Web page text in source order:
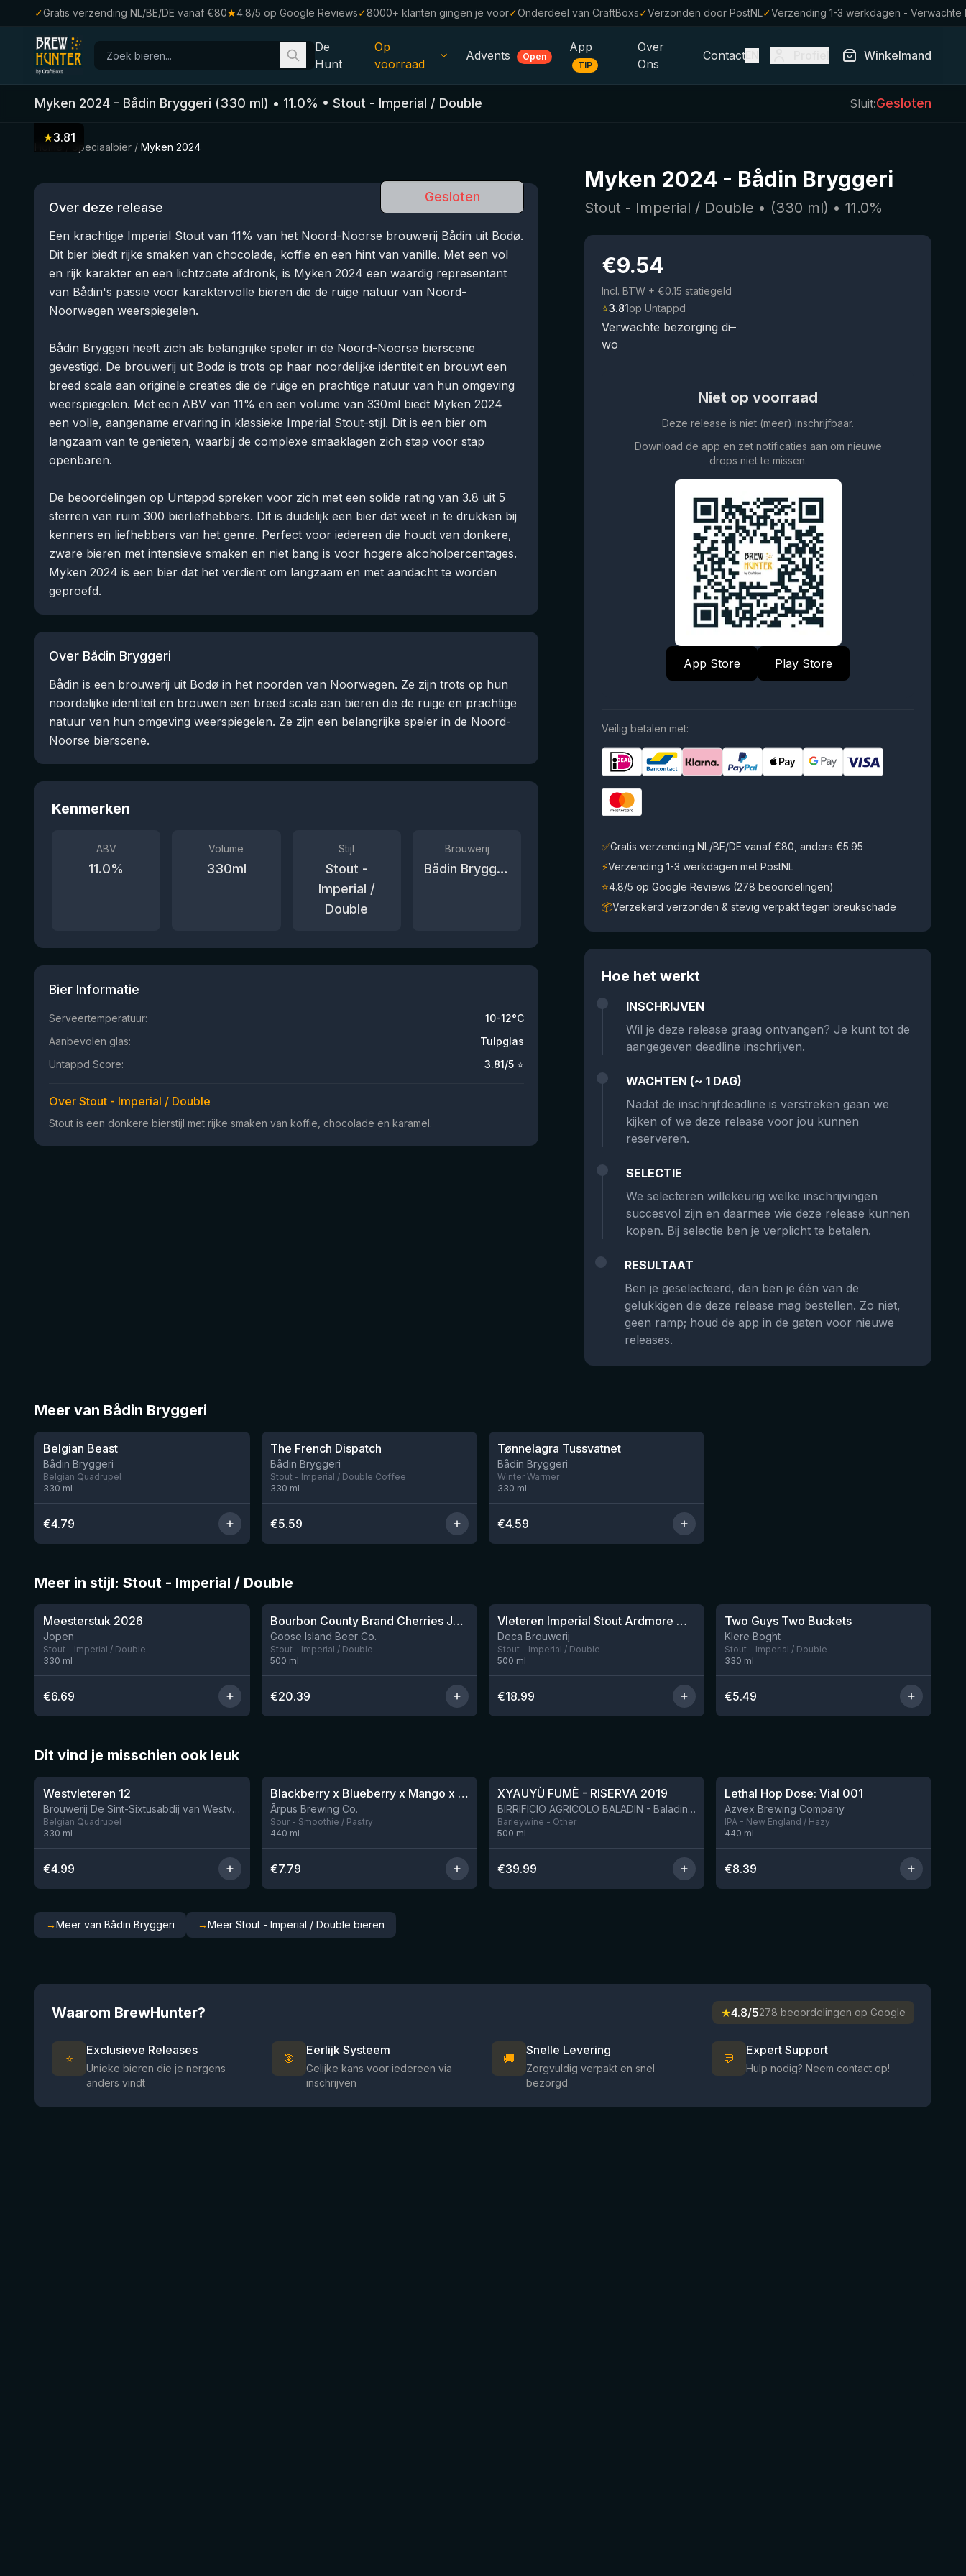
✓Gratis verzending NL/BE/DE vanaf €80★4.8/5 op Google Reviews✓8000+ klanten gingen je voor✓Onderdeel van CraftBoxs✓Verzonden door PostNL✓Verzending 1-3 werkdagen -
De
Hunt
Op
voorraad
Alle Bieren
Cadeaubonnen
Bierpakketten
Brouwerijen
Bierstijlen
Advents Open
App
TIP
Over
Ons
Contact Winkelmand
Myken 2024 - Bådin Bryggeri (330 ml) • 11.0% • Stout - Imperial / Double Sluit:Gesloten
Speciaalbier / Myken 2024
★3.81
Gesloten
Over deze release
Een krachtige Imperial Stout van 11% van het Noord-Noorse brouwerij Bådin uit Bodø.
Dit bier biedt rijke smaken van chocolade, koffie en een hint van vanille. Met een vol
en rijk karakter en een lichtzoete afdronk, is Myken 2024 een waardig representant
van Bådin's passie voor karaktervolle bieren die de ruige natuur van Noord-
Noorwegen weerspiegelen.
Bådin Bryggeri heeft zich als belangrijke speler in de Noord-Noorse bierscene
gevestigd. De brouwerij uit Bodø is trots op haar noordelijke identiteit en brouwt een
breed scala aan originele creaties die de ruige en prachtige natuur van hun omgeving
weerspiegelen. Met een ABV van 11% en een volume van 330ml biedt Myken 2024
een volle, aangename ervaring in klassieke Imperial Stout-stijl. Dit is een bier om
langzaam van te genieten, waarbij de complexe smaaklagen zich stap voor stap
openbaren.
De beoordelingen op Untappd spreken voor zich met een solide rating van 3.8 uit 5
sterren van ruim 300 bierliefhebbers. Dit is duidelijk een bier dat weet in te drukken bij
kenners en liefhebbers van het genre. Perfect voor iedereen die houdt van donkere,
zware bieren met intensieve smaken en niet bang is voor hogere alcoholpercentages.
Myken 2024 is een bier dat het verdient om langzaam en met aandacht te worden
geproefd.
Over Bådin Bryggeri
Bådin is een brouwerij uit Bodø in het noorden van Noorwegen. Ze zijn trots op hun
noordelijke identiteit en brouwen een breed scala aan bieren die de ruige en prachtige
natuur van hun omgeving weerspiegelen. Ze zijn een belangrijke speler in de Noord-
Noorse bierscene.
Kenmerken
ABV
11.0%
Volume
330ml
Stijl
Stout -
Imperial /
Double
Brouwerij
Bådin Bryggeri
Bier Informatie
Serveertemperatuur:
10-12°C
Aanbevolen glas:
Tulpglas
Untappd Score:
3.81/5 ⭐
Over Stout - Imperial / Double
Stout is een donkere bierstijl met rijke smaken van koffie, chocolade en karamel.
Myken 2024 - Bådin Bryggeri
Stout - Imperial / Double • (330 ml) •11.0%
€9.54
Incl. BTW + €0.15 statiegeld
⭐3.81op Untappd
Verwachte bezorging di–
wo
Niet op voorraad
Deze release is niet (meer) inschrijfbaar.
Download de app en zet notificaties aan om nieuwe
drops niet te missen.
App Store Play Store
Veilig betalen met:
✅Gratis verzending NL/BE/DE vanaf €80, anders €5.95
⚡Verzending 1-3 werkdagen met PostNL
⭐4.8/5 op Google Reviews (278 beoordelingen)
📦Verzekerd verzonden & stevig verpakt tegen breukschade
Hoe het werkt
INSCHRIJVEN
Wil je deze release graag ontvangen? Je kunt tot de
aangegeven deadline inschrijven.
WACHTEN (~ 1 DAG)
Nadat de inschrijfdeadline is verstreken gaan we
kijken of we deze release voor jou kunnen
reserveren.
SELECTIE
We selecteren willekeurig welke inschrijvingen
succesvol zijn en daarmee wie deze release kunnen
kopen. Bij selectie ben je verplicht te betalen.
RESULTAAT
Ben je geselecteerd, dan ben je één van de
gelukkigen die deze release mag bestellen. Zo niet,
geen ramp; houd de app in de gaten voor nieuwe
releases.
Meer van Bådin Bryggeri
★3.82
Belgian Beast
Bådin Bryggeri
Belgian Quadrupel
330 ml
€4.79
The French Dispatch
Bådin Bryggeri
Stout - Imperial / Double Coffee
330 ml
€5.59
Tønnelagra Tussvatnet
Bådin Bryggeri
Winter Warmer
330 ml
€4.59
Meer in stijl: Stout - Imperial / Double
★3.95
Meesterstuk 2026
Jopen
Stout - Imperial / Double
330 ml
€6.69
Nog 2
★4.3
Bourbon County Brand Cherries Jubilee Stout (2025)
Goose Island Beer Co.
Stout - Imperial / Double
500 ml
€20.39
Nog 1
Vleteren Imperial Stout Ardmore Whisky BA
Deca Brouwerij
Stout - Imperial / Double
500 ml
€18.99
Two Guys Two Buckets
Klere Boght
Stout - Imperial / Double
330 ml
€5.49
Dit vind je misschien ook leuk
★4.46
Westvleteren 12
Brouwerij De Sint-Sixtusabdij van Westvleteren
Belgian Quadrupel
330 ml
€4.99
Nog 9Blackberry x Blueberry x Mango x Pineapple x Peanut Butter Smoothie Sour Ale
Ārpus Brewing Co.
Sour - Smoothie / Pastry
440 ml
€7.79
XYAUYÙ FUMÈ - RISERVA 2019
BIRRIFICIO AGRICOLO BALADIN - Baladin Indipendente Italian Farm Brewery
Barleywine - Other
500 ml
€39.99
Lethal Hop Dose: Vial 001
Azvex Brewing Company
IPA - New England / Hazy
440 ml
€8.39
→Meer van Bådin Bryggeri →Meer Stout - Imperial / Double bieren
Waarom BrewHunter? ★4.8/5278 beoordelingen op Google
⭐
Exclusieve Releases
Unieke bieren die je nergens
anders vindt
🎯
Eerlijk Systeem
Gelijke kans voor iedereen via
inschrijven
🚚
Snelle Levering
Zorgvuldig verpakt en snel
bezorgd
💬
Expert Support
Hulp nodig? Neem contact op!